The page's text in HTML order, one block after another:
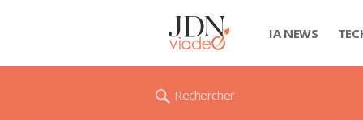
IA NEWS
Rechercher